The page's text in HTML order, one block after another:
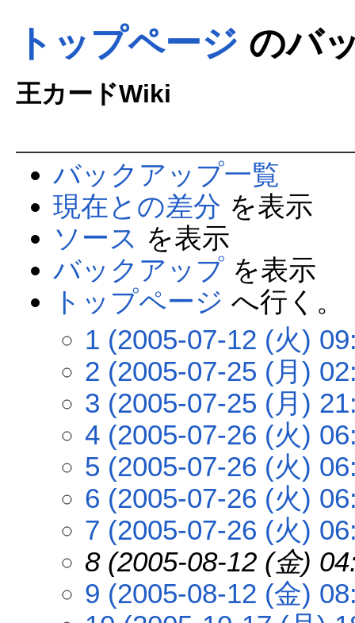
トップページ のバ
王カードWiki
バックアップ一覧
現在との差分 を表示
ソース を表示
バックアップを表示
トップページ へ行く。
1 (2005-07-12 (火)
2 (2005-07-25 (月)
3 (2005-07-25 (月)
4 (2005-07-26 (火)
5 (2005-07-26 (火)
6 (2005-07-26 (火)
7 (2005-07-26 (火)
8 (2005-08-12 (金)
9 (2005-08-12 (金)